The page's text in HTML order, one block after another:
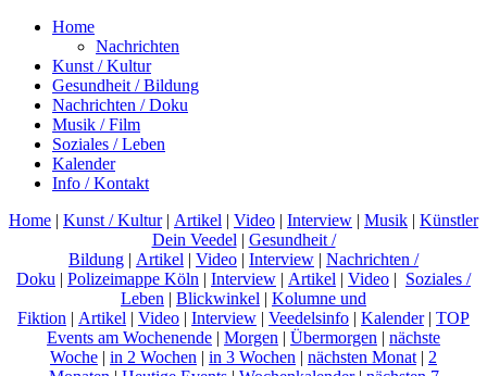
Home
Nachrichten
Kunst / Kultur
Gesundheit / Bildung
Nachrichten / Doku
Musik / Film
Soziales / Leben
Kalender
Info / Kontakt
Home | Kunst / Kultur| Artikel | Video | Interview | Musik | Künstler
Dein Veedel | Gesundheit /
Bildung | Artikel | Video | Interview | Nachrichten /
Doku | Polizeimappe Köln | Interview | Artikel | Video | Soziales /
Leben | Blickwinkel | Kolumne und
Fiktion | Artikel | Video | Interview | Veedelsinfo | Kalender| TOP
Events am Wochenende | Morgen | Übermorgen | nächste
Woche | in 2 Wochen | in 3 Wochen | nächsten Monat | 2